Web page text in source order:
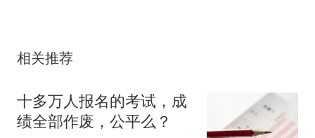
相关推荐
十多万人报名的考试，成
绩全部作废，公平么？